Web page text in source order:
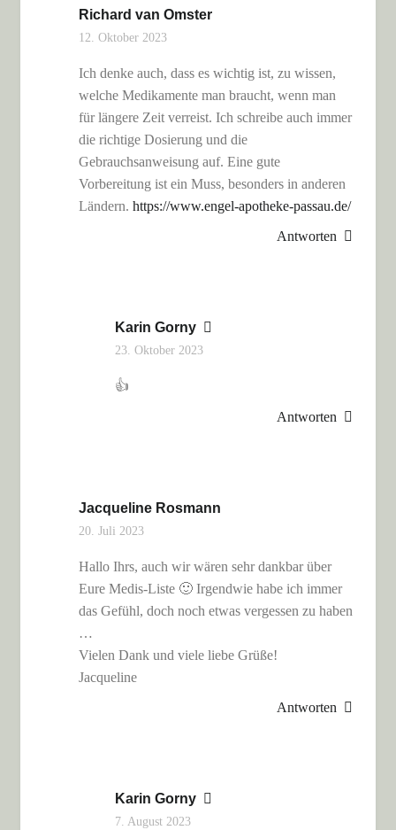
Richard van Omster
12. Oktober 2023
Ich denke auch, dass es wichtig ist, zu wissen,
welche Medikamente man braucht, wenn man
für längere Zeit verreist. Ich schreibe auch immer
die richtige Dosierung und die
Gebrauchsanweisung auf. Eine gute
Vorbereitung ist ein Muss, besonders in anderen
Ländern.https://www.engel-apotheke-passau.de/
Antworten
Karin Gorny
23. Oktober 2023
👍
Antworten
Jacqueline Rosmann
20. Juli 2023
Hallo Ihrs, auch wir wären sehr dankbar über
Eure Medis-Liste 🙂 Irgendwie habe ich immer
das Gefühl, doch noch etwas vergessen zu haben
…
Vielen Dank und viele liebe Grüße!
Jacqueline
Antworten
Karin Gorny
7. August 2023